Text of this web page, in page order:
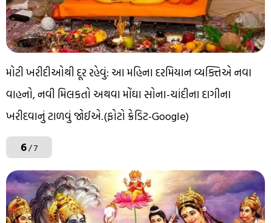
મોટી ખરીદીઓથી દૂર રહેવું: આ મહિના દરમિયાન વ્યક્તિએ નવા
વાહનો, નવી મિલકતો અથવા મોંઘા સોના-ચાંદીના દાગીના
ખરીદવાનું ટાળવું જોઈએ.(ફોટો ક્રેડિટ-Google)
6/ 7